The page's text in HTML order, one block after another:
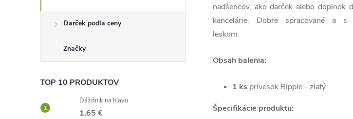
Darček podľa ceny
Značky
TOP 10 PRODUKTOV
Dáždnik na hlavu
1,65 €
nadšencov, ako darček alebo doplnok
kancelárie. Dobre spracované a s
leskom.
Obsah balenia:
1 ks prívesok Ripple - zlatý
Špecifikácie produktu: